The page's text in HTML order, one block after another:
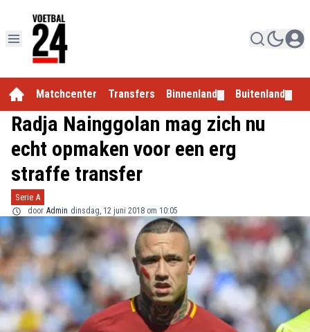
Matchcenter Transfers Binnenland Buitenland
Radja Nainggolan mag zich nu
echt opmaken voor een erg
straffe transfer
Serie A
door Admin dinsdag, 12 juni 2018 om 10:05